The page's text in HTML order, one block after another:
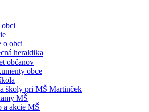
o obci
heraldika
občanov
obce
školy pri MŠ Martinček
MŠ
a akcie MŠ